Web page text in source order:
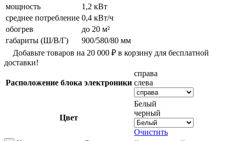
мощность
1,2 кВт
среднее потребление 0,4 кВт/ч
обогрев
до 20 м²
габариты (Ш/В/Г)
900/580/80 мм
Добавьте товаров на 20 000 ₽ в корзину для бесплатной
доставки!
Расположение блока электроники
справа
слева
Цвет
Белый
черный
Очистить